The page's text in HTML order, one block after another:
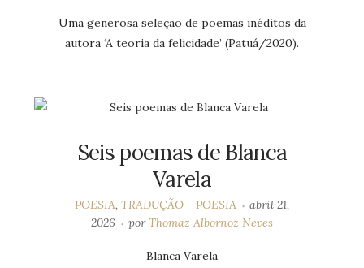
Uma generosa seleção de poemas inéditos da
autora ‘A teoria da felicidade’ (Patuá/2020).
Seis poemas de Blanca
Varela
POESIA,TRADUÇÃO - POESIA
abril 21,
2026
porThomaz Albornoz Neves
Blanca Varela